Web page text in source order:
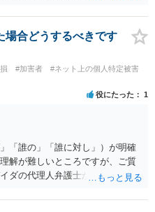
ことで「答え合わせ」になって
方の動きについても、相手方次
場で回答するには情報が乏し
事案の特定に繋がってしまうの
す。
場合どうするべきです
#加害者
#ネット上の個人特定被害
役にたった 1
「誰の」「誰に対し」）が明確
解が難しいところですが、ご質
ダの代理人弁護士から発信者情
、開示請求者（の代理人弁護